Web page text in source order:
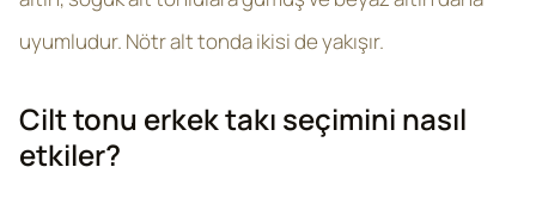
uyumludur. Nötr alt tonda ikisi de yakışır.
Cilt tonu erkek takı seçimini nasıl
etkiler?